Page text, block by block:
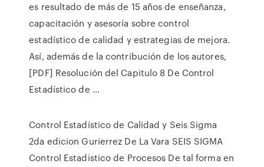
es resultado de más de 15 años de enseñanza,
capacitación y asesoría sobre control
estadístico de calidad y estrategias de mejora.
Así, además de la contribución de los autores,
[PDF] Resolución del Capitulo 8 De Control
Estadístico de ...
Control Estadístico de Calidad y Seis Sigma
2da edicion Gurierrez De La Vara SEIS SIGMA
Control Estadistico de Procesos De tal forma en